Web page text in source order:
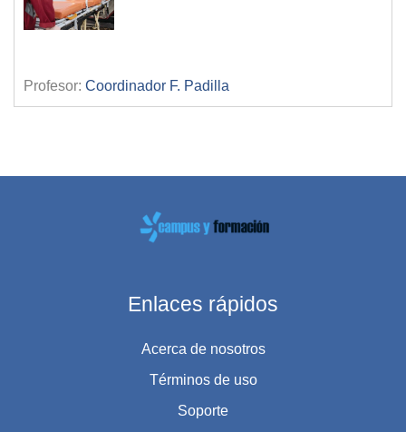
Profesor: Coordinador F. Padilla
Enlaces rápidos
Acerca de nosotros
Términos de uso
Soporte